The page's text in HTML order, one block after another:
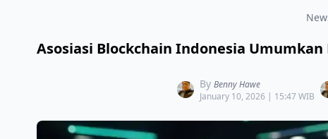
Asosiasi Blockchain Indonesia Umumkan
By Benny Hawe
January 10, 2026 | 15:47 WIB